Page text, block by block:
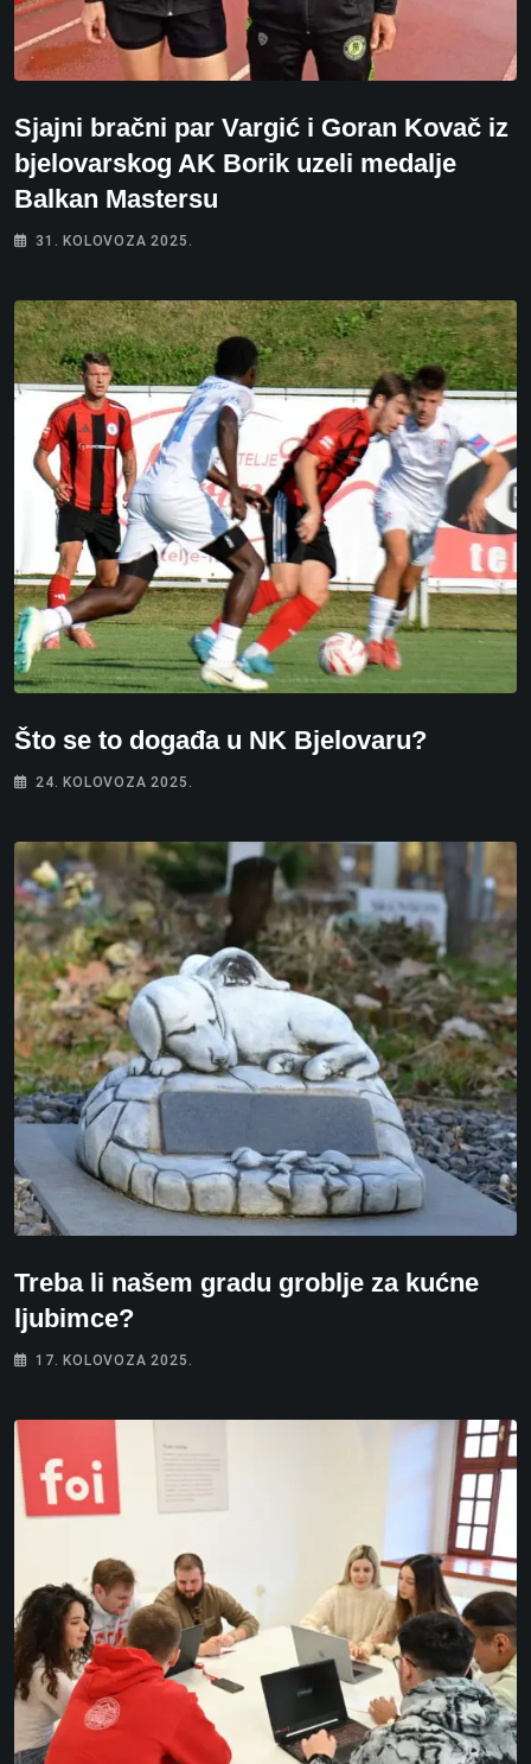
Sjajni bračni par Vargić i Goran Kovač iz
bjelovarskog AK Borik uzeli medalje
Balkan Mastersu
31. KOLOVOZA 2025.
Što se to događa u NK Bjelovaru?
24. KOLOVOZA 2025.
Treba li našem gradu groblje za kućne
ljubimce?
17. KOLOVOZA 2025.